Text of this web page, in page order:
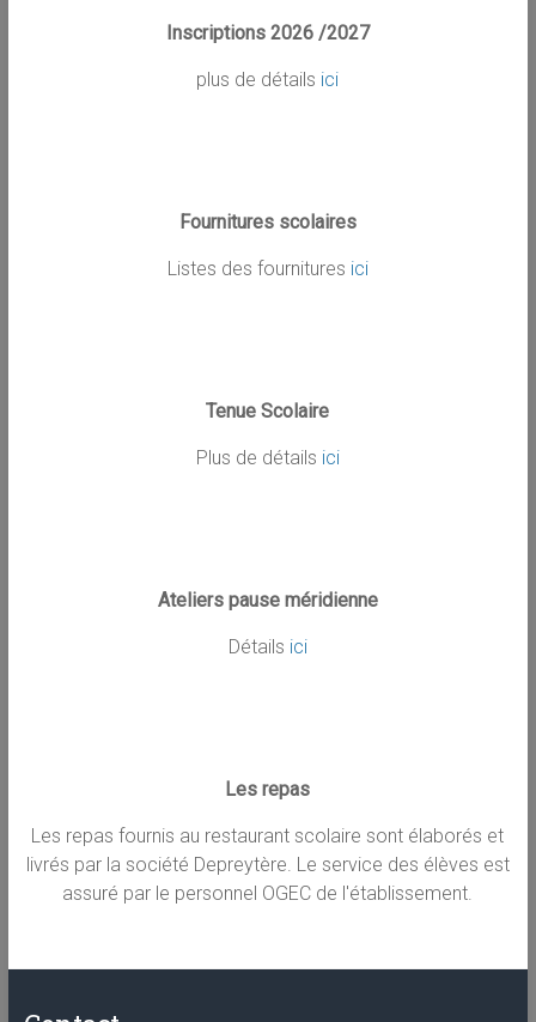
Inscriptions 2026 /2027
plus de détails ici
Fournitures scolaires
Listes des fournitures ici
Tenue Scolaire
Plus de détails ici
Ateliers pause méridienne
Détails ici
Les repas
Les repas fournis au restaurant scolaire sont élaborés et
livrés par la société Depreytère. Le service des élèves est
assuré par le personnel OGEC de l'établissement.